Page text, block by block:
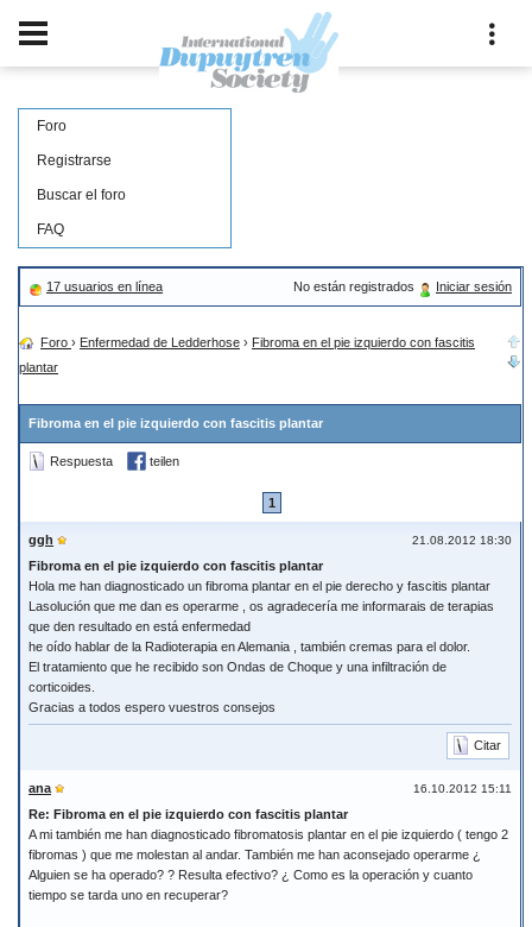
Foro
Registrarse
Buscar el foro
FAQ
17 usuarios en línea No están registrados Iniciar sesión
Foro › Enfermedad de Ledderhose › Fibroma en el pie izquierdo con fascitis
plantar
Fibroma en el pie izquierdo con fascitis plantar
Respuesta teilen
1
21.08.2012 18:30
ggh
Fibroma en el pie izquierdo con fascitis plantar
Hola me han diagnosticado un fibroma plantar en el pie derecho y fascitis plantar
Lasolución que me dan es operarme , os agradecería me informarais de terapias
que den resultado en está enfermedad
he oído hablar de la Radioterapia en Alemania , también cremas para el dolor.
El tratamiento que he recibido son Ondas de Choque y una infiltración de
corticoides.
Gracias a todos espero vuestros consejos
Citar
16.10.2012 15:11
ana
Re: Fibroma en el pie izquierdo con fascitis plantar
A mi también me han diagnosticado fibromatosis plantar en el pie izquierdo ( tengo 2
fibromas ) que me molestan al andar. También me han aconsejado operarme ¿
Alguien se ha operado? ? Resulta efectivo? ¿ Como es la operación y cuanto
tiempo se tarda uno en recuperar?